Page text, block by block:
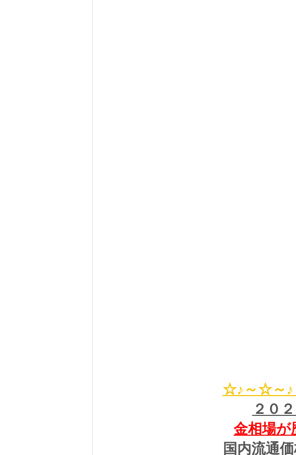
☆♪～☆～♪
２０
金相場が
国内流通